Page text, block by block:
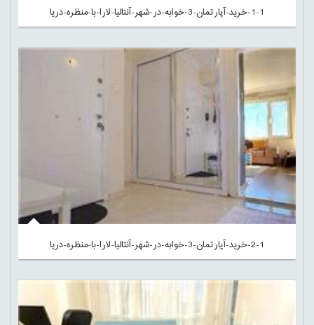
1-1-خرید-آپارتمان-3-خوابه-در-شهر-آنتالیا-لارا-با-منظره-دریا
2-1-خرید-آپارتمان-3-خوابه-در-شهر-آنتالیا-لارا-با-منظره-دریا